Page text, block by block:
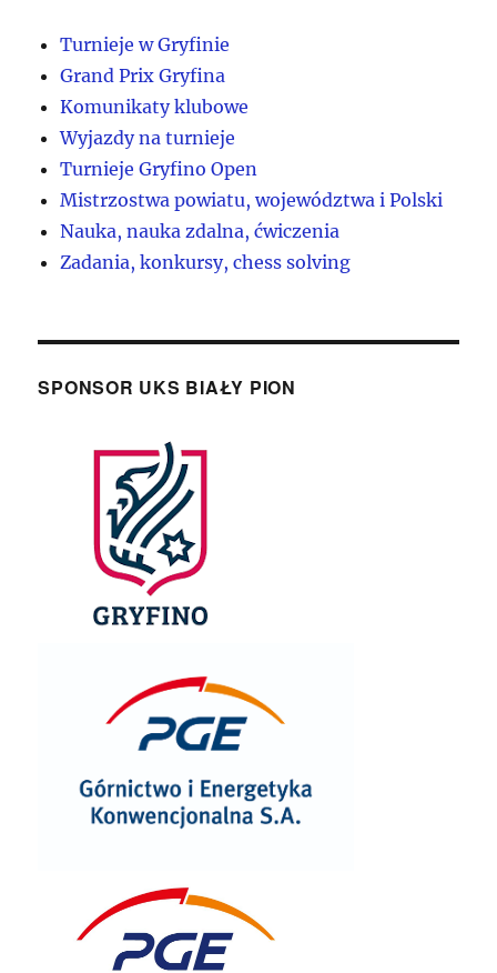
Turnieje w Gryfinie
Grand Prix Gryfina
Komunikaty klubowe
Wyjazdy na turnieje
Turnieje Gryfino Open
Mistrzostwa powiatu, województwa i Polski
Nauka, nauka zdalna, ćwiczenia
Zadania, konkursy, chess solving
SPONSOR UKS BIAŁY PION